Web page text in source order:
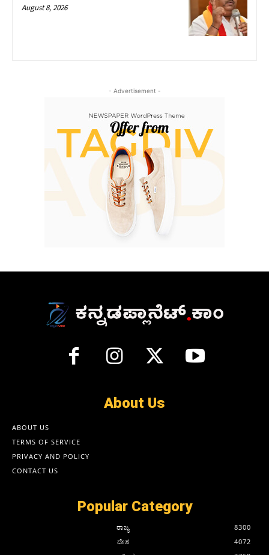
August 8, 2026
- Advertisement -
About Us
ABOUT US
TERMS OF SERVICE
PRIVACY AND POLICY
CONTACT US
Popular Category
ರಾಜ್ಯ
8300
ದೇಶ
4072